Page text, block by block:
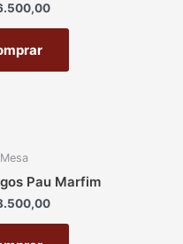
Mesa
Pau Marfim